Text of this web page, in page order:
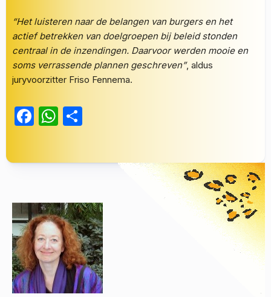
“Het luisteren naar de belangen van burgers en het
actief betrekken van doelgroepen bij beleid stonden
centraal in de inzendingen. Daarvoor werden mooie en
soms verrassende plannen geschreven”, aldus
juryvoorzitter Friso Fennema.
Facebook
WhatsApp